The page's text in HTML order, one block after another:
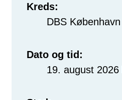
Kreds:
DBS København
Dato og tid:
19. august